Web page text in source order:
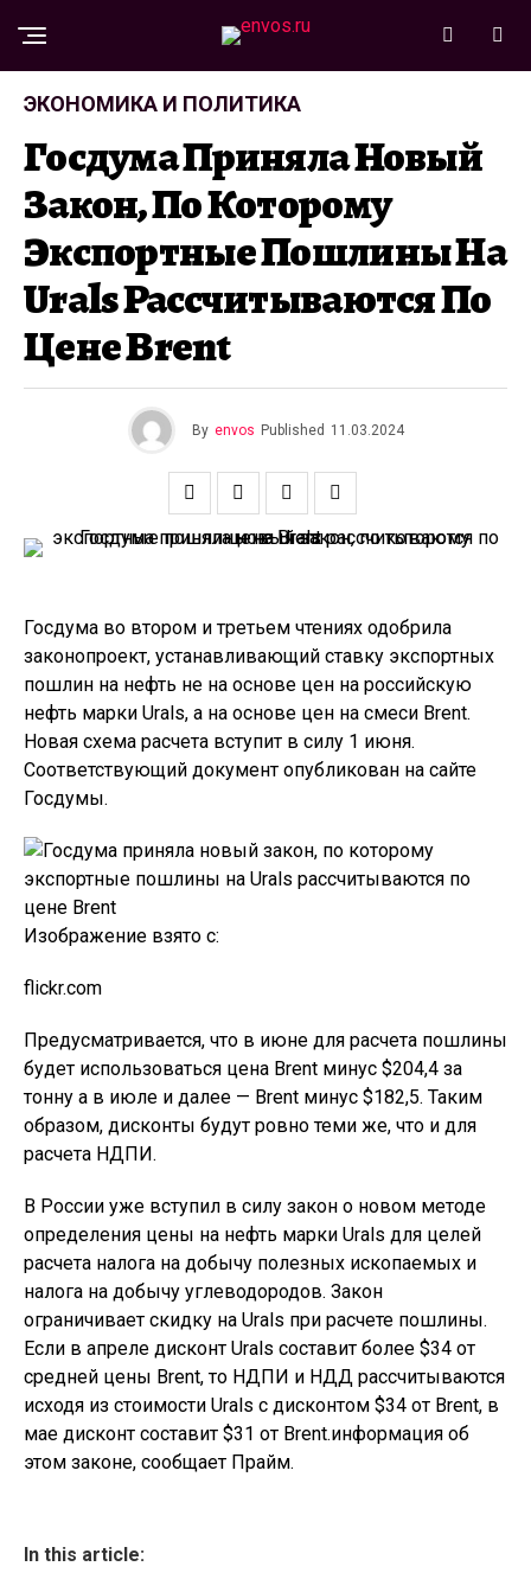
ЭКОНОМИКА И ПОЛИТИКА
Госдума Приняла Новый
Закон, По Которому
Экспортные Пошлины На
Urals Рассчитываются По
Цене Brent
By envos Published 11.03.2024
Госдума во втором и третьем чтениях одобрила
законопроект, устанавливающий ставку экспортных
пошлин на нефть не на основе цен на российскую
нефть марки Urals, а на основе цен на смеси Brent.
Новая схема расчета вступит в силу 1 июня.
Соответствующий документ опубликован на сайте
Госдумы.
Изображение взято с:
flickr.com
Предусматривается, что в июне для расчета пошлины
будет использоваться цена Brent минус $204,4 за
тонну а в июле и далее — Brent минус $182,5. Таким
образом, дисконты будут ровно теми же, что и для
расчета НДПИ.
В России уже вступил в силу закон о новом методе
определения цены на нефть марки Urals для целей
расчета налога на добычу полезных ископаемых и
налога на добычу углеводородов. Закон
ограничивает скидку на Urals при расчете пошлины.
Если в апреле дисконт Urals составит более $34 от
средней цены Brent, то НДПИ и НДД рассчитываются
исходя из стоимости Urals с дисконтом $34 от Brent, в
мае дисконт составит $31 от Brent.информация об
этом законе, сообщает Прайм.
In this article: